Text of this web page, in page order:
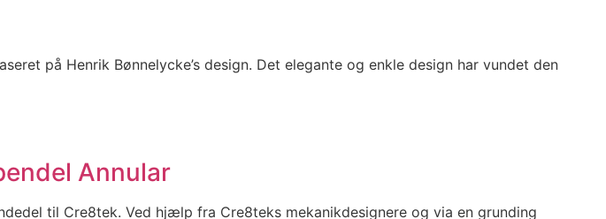
på Henrik Bønnelycke’s design. Det elegante og enkle design har vundet den
Annular
til Cre8tek. Ved hjælp fra Cre8teks mekanikdesignere og via en grunding